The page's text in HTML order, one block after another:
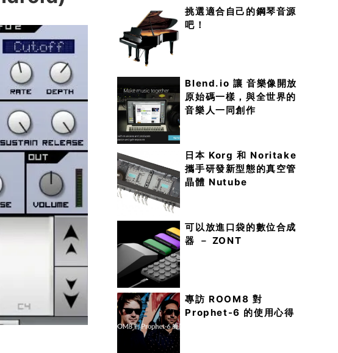
挑選適合自己的鋼琴音源
吧！
Blend.io 讓 音樂像開放
原始碼一樣，與全世界的
音樂人一同創作
日本 Korg 和 Noritake
攜手研發新型態的真空管
晶體 Nutube
可以放進口袋的數位合成
器 － ZONT
專訪 ROOM8 對
Prophet-6 的使用心得